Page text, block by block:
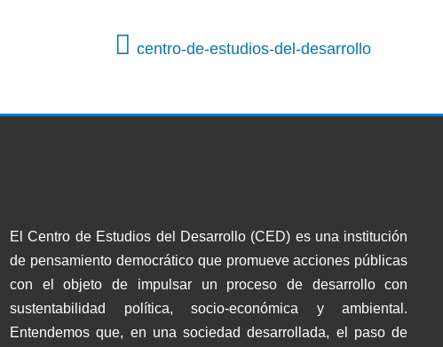
centro-de-estudios-del-desarrollo
El Centro de Estudios del Desarrollo (CED) es una institución
de pensamiento democrático que promueve acciones públicas
con el objeto de impulsar un proceso de desarrollo con
sustentabilidad política, socio-económica y ambiental.
Entendemos que, en una sociedad desarrollada, el paso de